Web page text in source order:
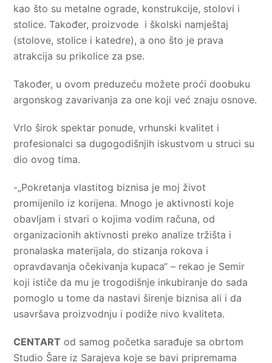
kao što su metalne ograde, konstrukcije, stolovi i
stolice. Također, proizvode i školski namještaj
(stolove, stolice i katedre), a ono što je prava
atrakcija su prikolice za pse.
Također, u ovom preduzeću možete proći doobuku
argonskog zavarivanja za one koji već znaju osnove.
Vrlo širok spektar ponude, vrhunski kvalitet i
profesionalci sa dugogodišnjih iskustvom u struci su
dio ovog tima.
-„Pokretanja vlastitog biznisa je moj život
promijenilo iz korijena. Mnogo je aktivnosti koje
obavljam i stvari o kojima vodim računa, od
organizacionih aktivnosti preko analize tržišta i
pronalaska materijala, do stizanja rokova i
opravdavanja očekivanja kupaca“ – rekao je Semir
koji ističe da mu je trogodišnje inkubiranje do sada
pomoglo u tome da nastavi širenje biznisa ali i da
usavršava proizvodnju i podiže nivo kvaliteta.
CENTART od samog početka sarađuje sa obrtom
Studio Šare iz Sarajeva koje se bavi pripremama